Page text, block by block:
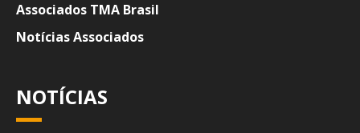
Associados TMA Brasil
Notícias Associados
NOTÍCIAS